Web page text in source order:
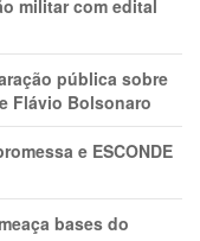
militar com edital
pública sobre
Flávio Bolsonaro
e ESCONDE
bases do